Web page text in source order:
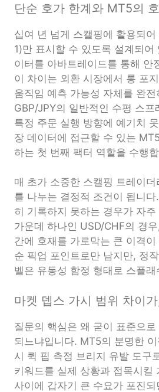
단순 호가 한계와 MT5의
십여 년 넘게 스캘핑에 활용되
1)만 표시할 수 있도록 설계되
이터를 아바트레이드를 통해 안
이 차이는 외환 시장에서 롱 포
움직임 예측 가능성 자체를 완
GBP/JPY의 일반적인 수평 스
특정 주문 실행 방향에 예기치
장 데이터에 접근할 수 있는
하는 첫 번째 팩터 역할을 수행
매 초가 소중한 스캘핑 트레이더
를 나누는 결정적 조건이 됩니
히 기록하지 못하는 경우가 자
가운데 하나인 USD/CHF의 경
간에 호재를 가로막는 큰 이격
순 픽업 포인트로만 남지만, 정
벨은 유동성 함정 형태로 스플
마켓 뎁스 가시 범위 차이
질문의 핵심은 왜 굳이 표준으
되느냐입니다. MT5의 분명한
시 퀵 핍 측정 브리지 유발 도구
키워드를 실제 상황과 접목시킬
사이에 갑자기 큰 수요가 포진